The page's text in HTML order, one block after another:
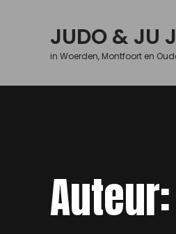
JUDO & JU
in Woerden, Montfoort en
Auteur: